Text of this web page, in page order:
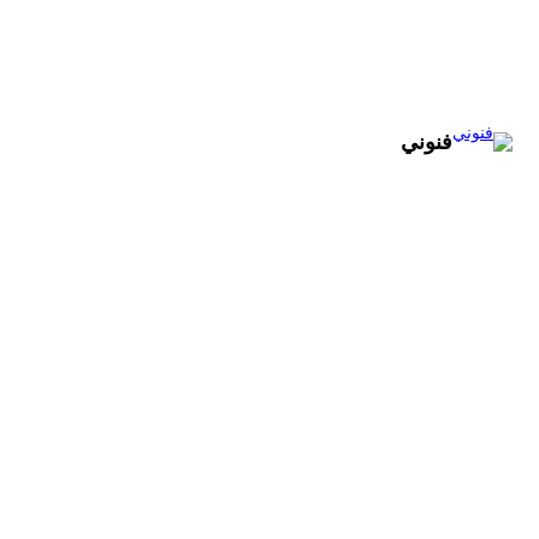
فنوني